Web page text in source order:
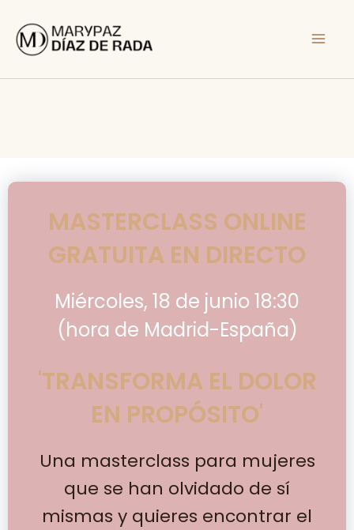
MASTERCLASS ONLINE
GRATUITA EN DIRECTO
Miércoles, 18 de junio 18:30
(hora de Madrid-España)
'TRANSFORMA EL DOLOR
EN PROPÓSITO'
Una masterclass para mujeres
que se han olvidado de sí
mismas y quieres encontrar el